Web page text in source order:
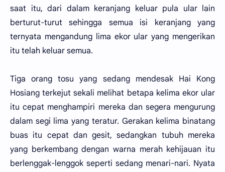
saat itu, dari dalam keranjang keluar pula ular lain
berturut-turut sehingga semua isi keranjang yang
ternyata mengandung lima ekor ular yang mengerikan
itu telah keluar semua.
Tiga orang tosu yang sedang mendesak Hai Kong
Hosiang terkejut sekali melihat betapa kelima ekor ular
itu cepat menghampiri mereka dan segera mengurung
dalam segi lima yang teratur. Gerakan kelima binatang
buas itu cepat dan gesit, sedangkan tubuh mereka
yang berkembang dengan warna merah kehijauan itu
berlenggak-lenggok seperti sedang menari-nari. Nyata